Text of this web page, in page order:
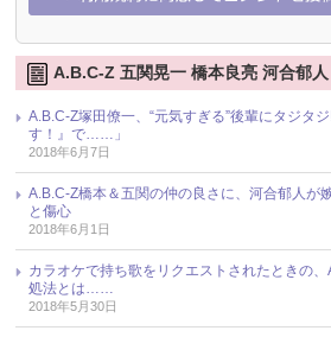
A.B.C-Z 五関晃一 橋本良亮 河合郁
A.B.C-Z塚田僚一、“元気すぎる”後輩にタジタ
す！』で……」
2018年6月7日
A.B.C-Z橋本＆五関の仲の良さに、河合郁人が
と傷心
2018年6月1日
カラオケで持ち歌をリクエストされたときの
処法とは……
2018年5月30日